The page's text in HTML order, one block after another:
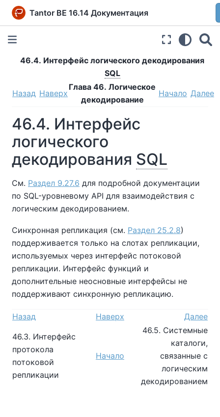
Tantor BE 16.14 Документация
46.4. Интерфейс логического декодирования
SQL
Назад Наверх
Глава 46. Логическое
декодирование
Начало Далее
46.4. Интерфейс
логического
декодирования SQL
См. Раздел 9.27.6 для подробной документации
по SQL-уровневому API для взаимодействия с
логическим декодированием.
Синхронная репликация (см. Раздел 25.2.8)
поддерживается только на слотах репликации,
используемых через интерфейс потоковой
репликации. Интерфейс функций и
дополнительные неосновные интерфейсы не
поддерживают синхронную репликацию.
Назад Наверх Далее
46.3. Интерфейс
протокола
потоковой
репликации
Начало
46.5. Системные
каталоги,
связанные с
логическим
декодированием